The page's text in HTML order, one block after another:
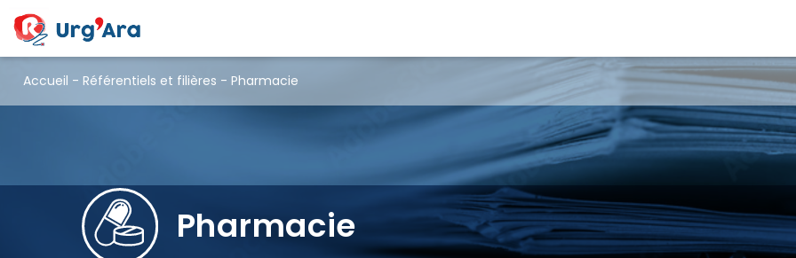
Accueil - Référentiels et filières - Pharmacie
Pharmacie
Pharmacie